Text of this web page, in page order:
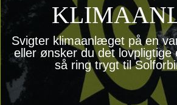
Svigter klimaanlæget på en
eller ønsker du det
så ring trygt til